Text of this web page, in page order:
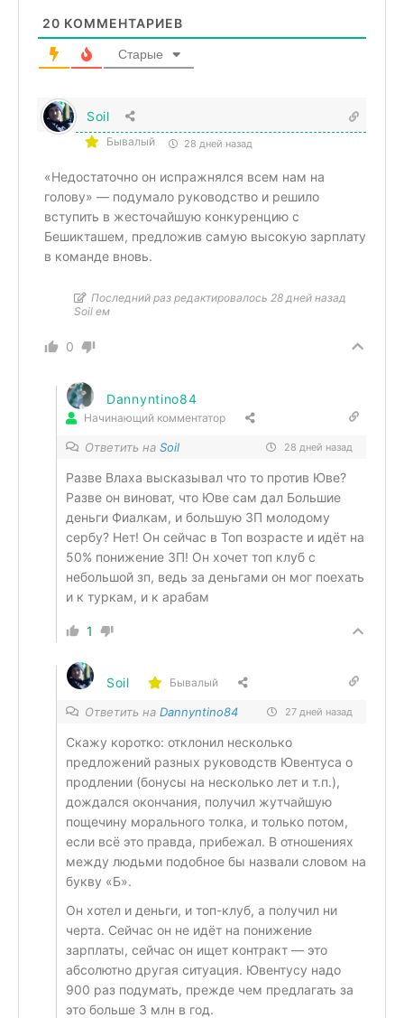
20 КОММЕНТАРИЕВ
Старые
Soil
Бывалый 28 дней назад
«Недостаточно он испражнялся всем нам на
голову» — подумало руководство и решило
вступить в жесточайшую конкуренцию с
Бешикташем, предложив самую высокую зарплату
в команде вновь.
Последний раз редактировалось 28 дней назад
Soil ем
0
Dannyntino84
Начинающий комментатор
Ответить на Soil 28 дней назад
Разве Влаха высказывал что то против Юве?
Разве он виноват, что Юве сам дал Большие
деньги Фиалкам, и большую ЗП молодому
сербу? Нет! Он сейчас в Топ возрасте и идёт на
50% понижение ЗП! Он хочет топ клуб с
небольшой зп, ведь за деньгами он мог поехать
и к туркам, и к арабам
1
Soil Бывалый
Ответить на Dannyntino84 27 дней назад
Скажу коротко: отклонил несколько
предложений разных руководств Ювентуса о
продлении (бонусы на несколько лет и т.п.),
дождался окончания, получил жутчайшую
пощечину морального толка, и только потом,
если всё это правда, прибежал. В отношениях
между людьми подобное бы назвали словом на
букву «Б».
Он хотел и деньги, и топ-клуб, а получил ни
черта. Сейчас он не идёт на понижение
зарплаты, сейчас он ищет контракт — это
абсолютно другая ситуация. Ювентусу надо
900 раз подумать, прежде чем предлагать за
это больше 3 млн в год.